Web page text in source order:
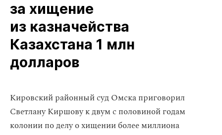
за хищение
из казначейства
Казахстана 1 млн
долларов
Кировский районный суд Омска приговорил
Светлану Киршову к двум с половиной годам
колонии по делу о хищении более миллиона